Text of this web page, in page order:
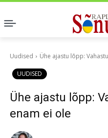
Uudised Ühe ajastu lõpp:
UUDISED
Ühe ajastu lõpp:
enam ei ole